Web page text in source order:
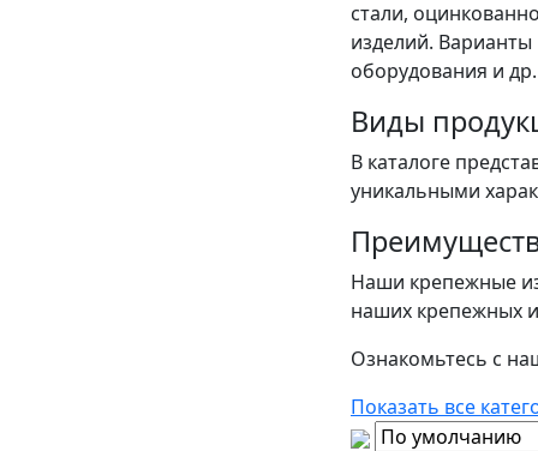
стали,
изделий.
оборудования и др.
Виды
В каталоге
уникальными
Наши крепежные
наших крепежных
Ознакомьтесь с
Показать все